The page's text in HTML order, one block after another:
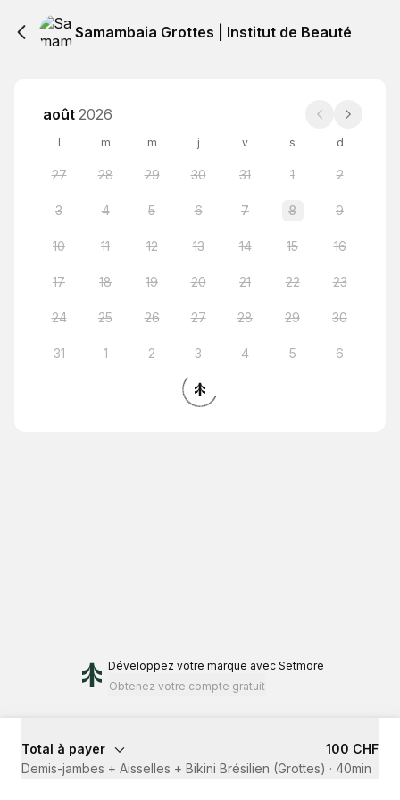
Samambaia Grottes | Institut de Beauté
août 2026
l m m j v s d
27 28 29 30 31 1 2
3 4 5 6 7 8 9
10 11 12 13 14 15 16
17 18 19 20 21 22 23
24 25 26 27 28 29 30
31 1 2 3 4 5 6
Développez votre marque avec Setmore
Obtenez votre compte gratuit
Total à payer
100 CHF
Demis-jambes + Aisselles + Bikini Brésilien (Grottes) · 40min